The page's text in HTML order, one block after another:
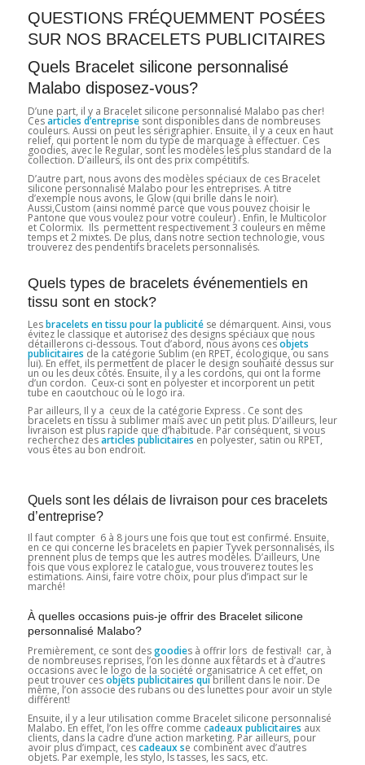
QUESTIONS FRÉQUEMMENT POSÉES
SUR NOS BRACELETS PUBLICITAIRES
Quels Bracelet silicone personnalisé
Malabo disposez-vous?
D’une part, il y a Bracelet silicone personnalisé Malabo pas cher!
Cesarticles d’entreprisesont disponibles dans de nombreuses
couleurs. Aussi on peut les sérigraphier. Ensuite, il y a ceux en haut
relief, qui portent le nom du type de marquage à effectuer. Ces
goodies, avec le Regular, sont les modèles les plus standard de la
collection. D’ailleurs, ils ont des prix compétitifs.
D’autre part, nous avons des modèles spéciaux de ces Bracelet
silicone personnalisé Malabo pour les entreprises. A titre
d’exemple nous avons, le Glow (qui brille dans le noir).
Aussi,Custom (ainsi nommé parce que vous pouvez choisir le
Pantone que vous voulez pour votre couleur) . Enfin, le Multicolor
et Colormix. Ils permettent respectivement 3 couleurs en même
temps et 2 mixtes. De plus, dans notre section technologie, vous
trouverez des pendentifs bracelets personnalisés.
Quels types de bracelets événementiels en
tissu sont en stock?
Lesbracelets en tissu pour la publicitése démarquent. Ainsi, vous
évitez le classique et autorisez des designs spéciaux que nous
détaillerons ci-dessous. Tout d’abord, nous avons cesobjets
publicitaires de la catégorie Sublim (en RPET, écologique, ou sans
lui). En effet, ils permettent de placer le design souhaité dessus sur
un ou les deux côtés. Ensuite, il y a les cordons, qui ont la forme
d’un cordon. Ceux-ci sont en polyester et incorporent un petit
tube en caoutchouc où le logo ira.
Par ailleurs, Il y a ceux de la catégorie Express . Ce sont des
bracelets en tissu à sublimer mais avec un petit plus. D’ailleurs, leur
livraison est plus rapide que d’habitude. Par conséquent, si vous
recherchez desarticles publicitaires en polyester, satin ou RPET,
vous êtes au bon endroit.
Quels sont les délais de livraison pour ces bracelets
d’entreprise?
Il faut compter 6 à 8 jours une fois que tout est confirmé. Ensuite,
en ce qui concerne les bracelets en papier Tyvek personnalisés, ils
prennent plus de temps que les autres modèles. D’ailleurs, Une
fois que vous explorez le catalogue, vous trouverez toutes les
estimations. Ainsi, faire votre choix, pour plus d’impact sur le
marché!
À quelles occasions puis-je offrir des Bracelet silicone
personnalisé Malabo?
Premièrement, ce sont desgoodies à offrir lors de festival! car, à
de nombreuses reprises, l’on les donne aux fêtards et à d’autres
occasions avec le logo de la société organisatrice A cet effet, on
peut trouver cesobjets publicitaires quibrillent dans le noir. De
même, l’on associe des rubans ou des lunettes pour avoir un style
différent!
Ensuite, il y a leur utilisation comme Bracelet silicone personnalisé
Malabo. En effet, l’on les offre comme cadeaux publicitaires aux
clients, dans la cadre d’une action marketing. Par ailleurs, pour
avoir plus d’impact, cescadeaux se combinent avec d’autres
objets. Par exemple, les stylo, ls tasses, les sacs, etc.